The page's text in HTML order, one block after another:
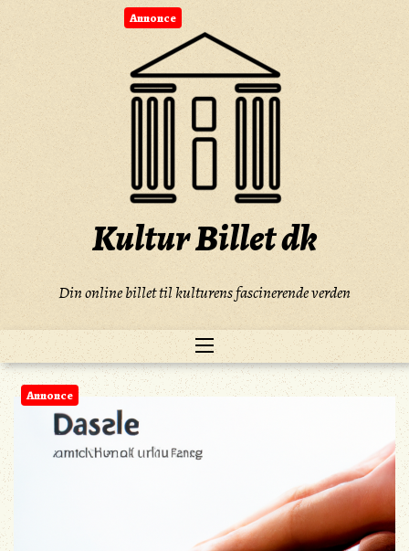
to
Annonce
Kultur Billet dk
Din online billet til kulturens fascinerende verden
Annonce